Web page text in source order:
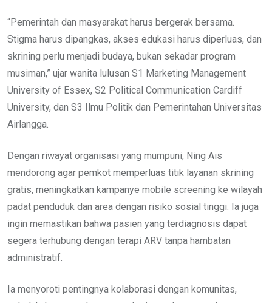
“Pemerintah dan masyarakat harus bergerak bersama.
Stigma harus dipangkas, akses edukasi harus diperluas, dan
skrining perlu menjadi budaya, bukan sekadar program
musiman,” ujar wanita lulusan S1 Marketing Management
University of Essex, S2 Political Communication Cardiff
University, dan S3 Ilmu Politik dan Pemerintahan Universitas
Airlangga.
Dengan riwayat organisasi yang mumpuni, Ning Ais
mendorong agar pemkot memperluas titik layanan skrining
gratis, meningkatkan kampanye mobile screening ke wilayah
padat penduduk dan area dengan risiko sosial tinggi. Ia juga
ingin memastikan bahwa pasien yang terdiagnosis dapat
segera terhubung dengan terapi ARV tanpa hambatan
administratif.
Ia menyoroti pentingnya kolaborasi dengan komunitas,